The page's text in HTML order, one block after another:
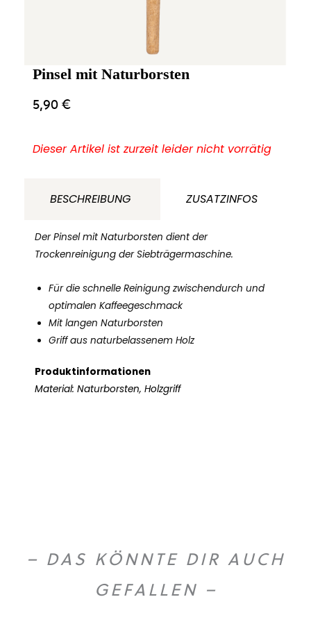
Pinsel mit Naturborsten
5,90€
Dieser Artikel ist zurzeit leider nicht vorrätig
BESCHREIBUNG ZUSATZINFOS
Der Pinsel mit Naturborsten dient der
Trockenreinigung der Siebträgermaschine.
Für die schnelle Reinigung zwischendurch und
optimalen Kaffeegeschmack
Mit langen Naturborsten
Griff aus naturbelassenem Holz
Produktinformationen
Material: Naturborsten, Holzgriff
– DAS KÖNNTE DIR AUCH
GEFALLEN –